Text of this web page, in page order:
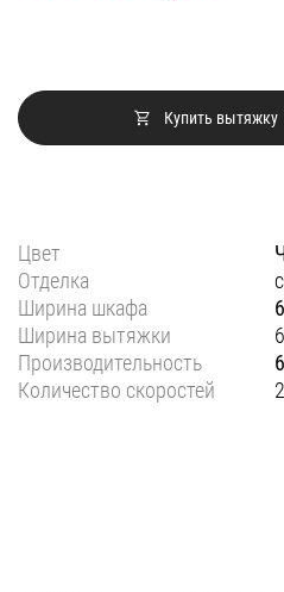
Купить вытяжку
Цвет
Отделка
Ширина шкафа
Ширина вытяжки
Производительность
Количество скоростей
2